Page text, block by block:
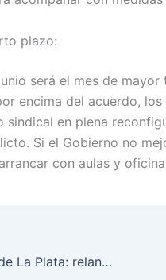
plazo:
será el mes de
encima del acuerdo,
sindical en plena
Si el Gobierno no
con aulas y
Mercado Bonaerense de La Plata: relanzan ofertas con reintegros de Cuenta DNI y descuentos para jubilados